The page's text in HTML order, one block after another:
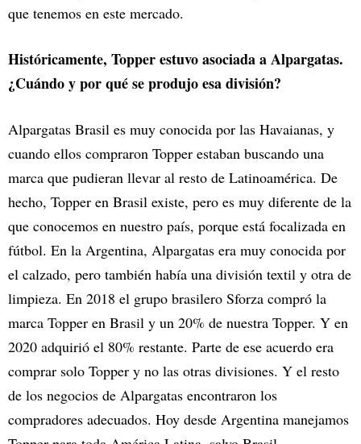
que tenemos en este mercado.
Históricamente, Topper estuvo asociada a Alpargatas.
¿Cuándo y por qué se produjo esa división?
Alpargatas Brasil es muy conocida por las Havaianas, y
cuando ellos compraron Topper estaban buscando una
marca que pudieran llevar al resto de Latinoamérica. De
hecho, Topper en Brasil existe, pero es muy diferente de la
que conocemos en nuestro país, porque está focalizada en
fútbol. En la Argentina, Alpargatas era muy conocida por
el calzado, pero también había una división textil y otra de
limpieza. En 2018 el grupo brasilero Sforza compró la
marca Topper en Brasil y un 20% de nuestra Topper. Y en
2020 adquirió el 80% restante. Parte de ese acuerdo era
comprar solo Topper y no las otras divisiones. Y el resto
de los negocios de Alpargatas encontraron los
compradores adecuados. Hoy desde Argentina manejamos